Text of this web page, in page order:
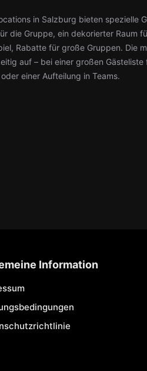
in Salzburg bieten spezielle
die Gruppe, ein dekorierter Raum
Rabatte für große Gruppen. Die
auf – bei einer großen
oder einer Aufteilung in Teams.
Information